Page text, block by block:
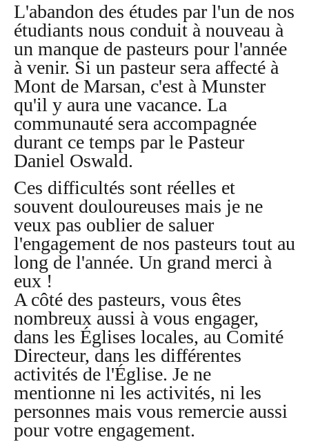
L'abandon des études par l'un de nos
étudiants nous conduit à nouveau à
un manque de pasteurs pour l'année
à venir. Si un pasteur sera affecté à
Mont de Marsan, c'est à Munster
qu'il y aura une vacance. La
communauté sera accompagnée
durant ce temps par le Pasteur
Daniel Oswald.
Ces difficultés sont réelles et
souvent douloureuses mais je ne
veux pas oublier de saluer
l'engagement de nos pasteurs tout au
long de l'année. Un grand merci à
eux !
A côté des pasteurs, vous êtes
nombreux aussi à vous engager,
dans les Églises locales, au Comité
Directeur, dans les différentes
activités de l'Église. Je ne
mentionne ni les activités, ni les
personnes mais vous remercie aussi
pour votre engagement.